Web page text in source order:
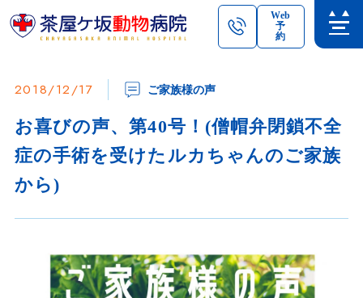
Web
予
約
2018/12/17 ご家族様の声
お喜びの声、第40号！(僧帽弁閉鎖不全
症の手術を受けたルカちゃんのご家族
から)